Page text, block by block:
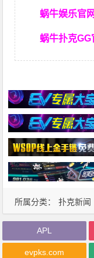
蜗牛娱乐官
蜗牛扑克GG
所属分类： 扑克新闻
APL
evpks.com